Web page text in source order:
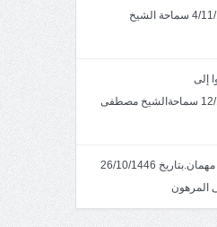
المعصومه.بتاريخ4/11/1446 سماحة الشيخ
إلى
مغفره.بتاريخ12/10/1446 سماحةالشيخ مصطفى
خطبة الجمعة٢- أمران مهمان.بتاريخ 26/10/1446
المرهون